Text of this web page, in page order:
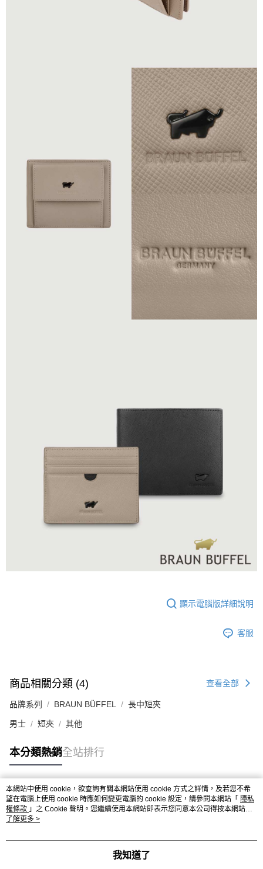
顯示電腦版詳細說明
客服
商品相關分類 (4) 查看全部
品牌系列 BRAUN BÜFFEL 長中短夾
男士 短夾 其他
本分類熱銷全站排行
熱門標籤
本網站中使用 cookie，欲查詢有關本網站使用 cookie 方式之詳情，及若您不希
望在電腦上使用 cookie 時應如何變更電腦的 cookie 設定，請參閱本網站「 隱私
權條款 」之 Cookie 聲明。您繼續使用本網站即表示您同意本公司得按本網站使
用條款之 Cookie 聲明使用 cookie。
了解更多 >
我知道了